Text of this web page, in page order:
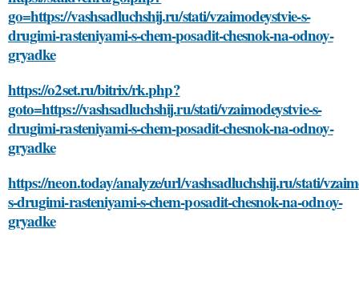
go=https://vashsadluchshij.ru/stati/vzaimodeystvie-s-
drugimi-rasteniyami-s-chem-posadit-chesnok-na-odnoy-
gryadke
https://o2set.ru/bitrix/rk.php?
goto=https://vashsadluchshij.ru/stati/vzaimodeystvie-s-
drugimi-rasteniyami-s-chem-posadit-chesnok-na-odnoy-
gryadke
https://neon.today/analyze/url/vashsadluchshij.ru/stati/
s-drugimi-rasteniyami-s-chem-posadit-chesnok-na-odnoy-
gryadke